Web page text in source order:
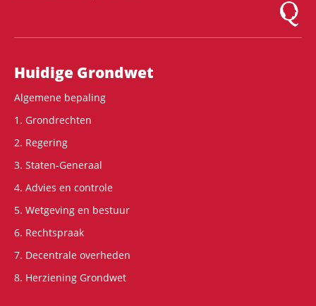
Logo
Hoofdnavigatie
Huidige Grondwet
Algemene bepaling
1. Grondrechten
2. Regering
3. Staten-Generaal
4. Advies en controle
5. Wetgeving en bestuur
6. Rechtspraak
7. Decentrale overheden
8. Herziening Grondwet